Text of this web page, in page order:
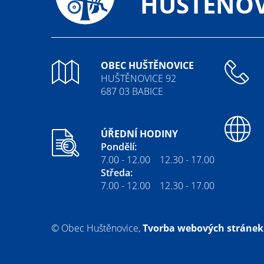
OBEC HUŠTĚNOVICE
HUŠTĚNOVICE 92
687 03 BABICE
ÚŘEDNÍ HODINY
Pondělí:
7.00 - 12.00 12.30 - 17.00
Středa:
7.00 - 12.00 12.30 - 17.00
© Obec Huštěnovice,Tvorba webových